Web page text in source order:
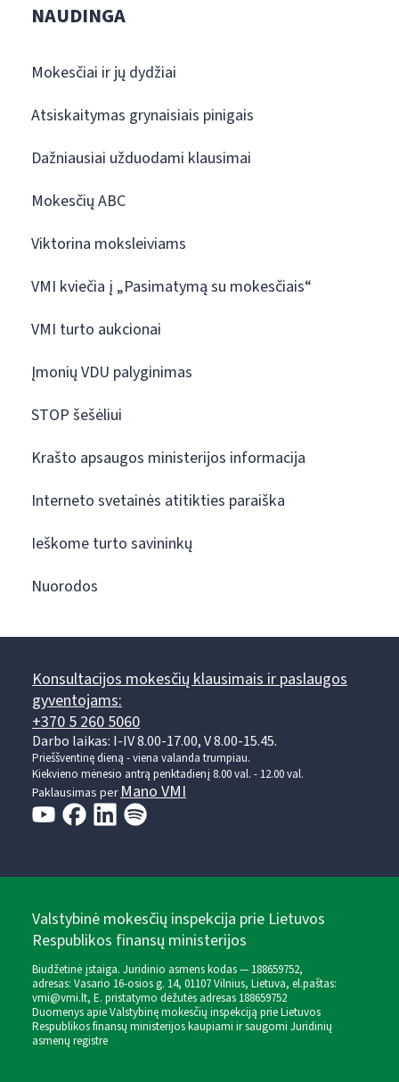
NAUDINGA
Mokesčiai ir jų dydžiai
Atsiskaitymas grynaisiais pinigais
Dažniausiai užduodami klausimai
Mokesčių ABC
Viktorina moksleiviams
VMI kviečia į „Pasimatymą su mokesčiais“
VMI turto aukcionai
Įmonių VDU palyginimas
STOP šešėliui
Krašto apsaugos ministerijos informacija
Interneto svetainės atitikties paraiška
Ieškome turto savininkų
Nuorodos
Konsultacijos mokesčių klausimais ir paslaugos
gyventojams:
+370 5 260 5060
Darbo laikas: I-IV 8.00-17.00, V 8.00-15.45.
Prieššventinę dieną - viena valanda trumpiau.
Kiekvieno mėnesio antrą penktadienį 8.00 val. - 12.00 val.
Paklausimas per Mano VMI
Valstybinė mokesčių inspekcija prie Lietuvos
Respublikos finansų ministerijos
Biudžetinė įstaiga. Juridinio asmens kodas — 188659752,
adresas: Vasario 16-osios g. 14, 01107 Vilnius, Lietuva, el.paštas:
vmi@vmi.lt, E. pristatymo dėžutės adresas 188659752
Duomenys apie Valstybinę mokesčių inspekciją prie Lietuvos
Respublikos finansų ministerijos kaupiami ir saugomi Juridinių
asmenų registre